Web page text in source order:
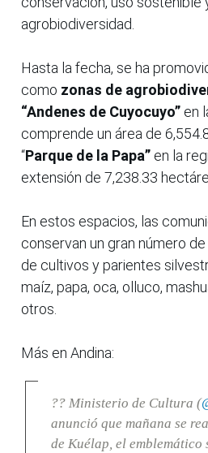
agrobiodiversidad.
Hasta la fecha, se ha
como zonas de
“Andenes de Cuyocuyo” en
comprende un área de
“Parque de la Papa” en la
extensión de 7,238.33
En estos espacios, las
conservan un gran número
de cultivos y parientes
maíz, papa, oca, olluco,
otros.
Más en Andina:
?? Ministerio de Cultura (
anunció que mañana se
de Kuélap, el